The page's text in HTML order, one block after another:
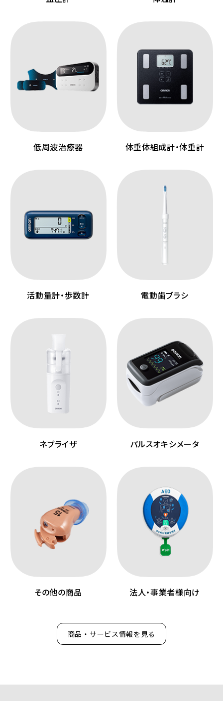
低周波治療器 体重体組成計・体重計
活動量計・歩数計 電動歯ブラシ
ネブライザ パルスオキシメータ
その他の商品 法人・事業者様向け
商品・サービス情報を見る